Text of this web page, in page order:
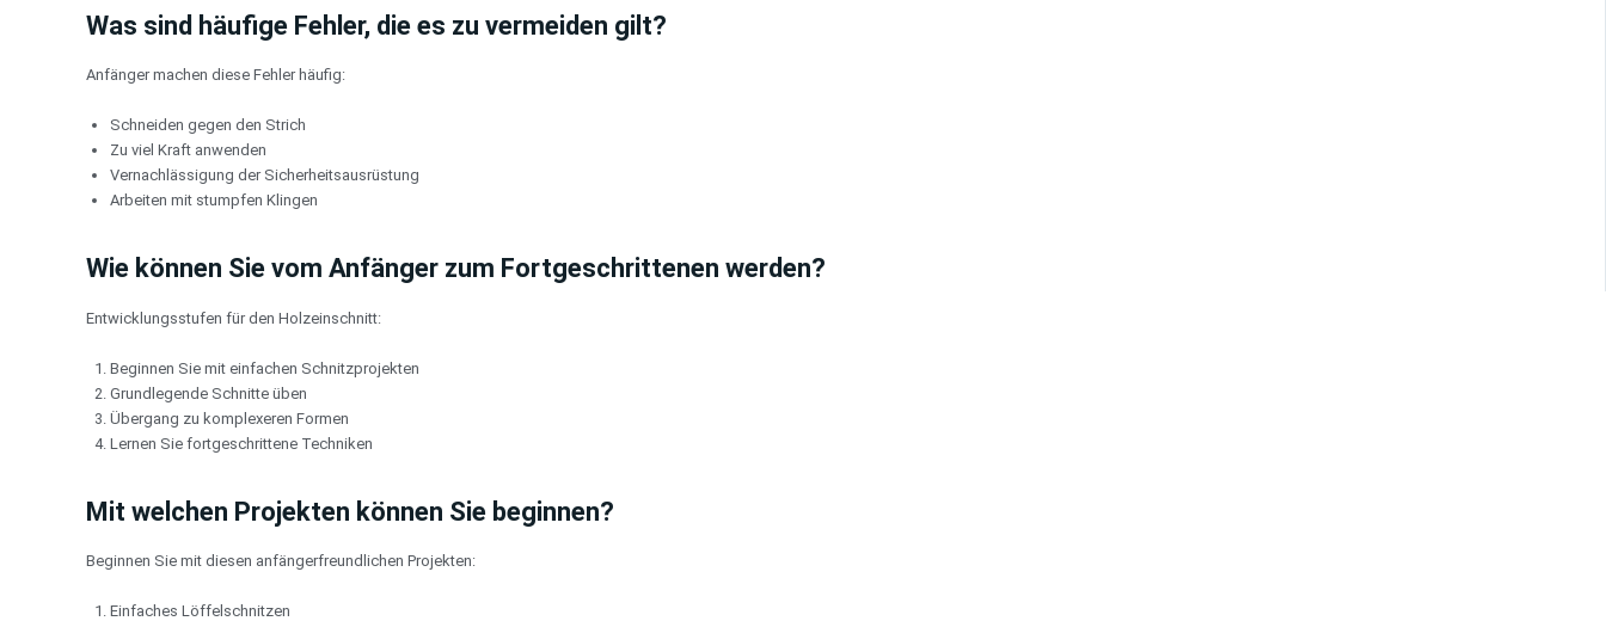
Was sind häufige Fehler, die es zu vermeiden gilt?
Anfänger machen diese Fehler häufig:
Schneiden gegen den Strich
Zu viel Kraft anwenden
Vernachlässigung der Sicherheitsausrüstung
Arbeiten mit stumpfen Klingen
Wie können Sie vom Anfänger zum Fortgeschrittenen werden?
Entwicklungsstufen für den Holzeinschnitt:
Beginnen Sie mit einfachen Schnitzprojekten
Grundlegende Schnitte üben
Übergang zu komplexeren Formen
Lernen Sie fortgeschrittene Techniken
Mit welchen Projekten können Sie beginnen?
Beginnen Sie mit diesen anfängerfreundlichen Projekten:
Einfaches Löffelschnitzen